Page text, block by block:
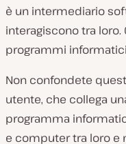
è un intermediario
interagiscono tra
programmi
Non confondete
utente, che collega
programma
e computer tra loro e